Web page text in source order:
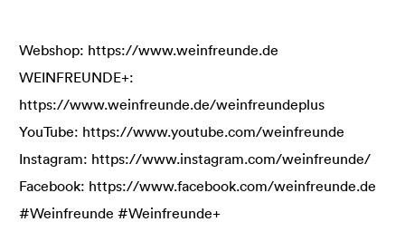
Webshop: https://www.weinfreunde.de
WEINFREUNDE+:
https://www.weinfreunde.de/weinfreundeplus
YouTube: https://www.youtube.com/weinfreunde
Instagram: https://www.instagram.com/weinfreunde/
Facebook: https://www.facebook.com/weinfreunde.de
#Weinfreunde #Weinfreunde+